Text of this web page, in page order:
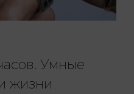
Умные
жизни